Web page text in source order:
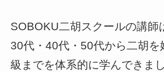
SOBOKU二胡スクールの講師
30代・40代・50代から二胡を
級までを体系的に学んできまし